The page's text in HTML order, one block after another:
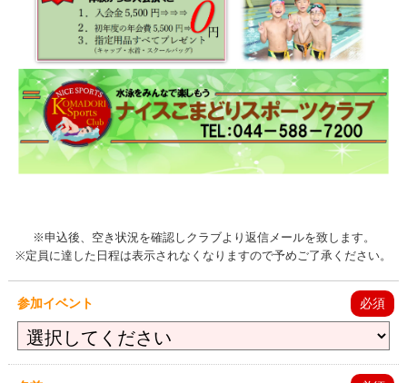
※申込後、空き状況を確認しクラブより返信メールを致します。
※定員に達した日程は表示されなくなりますので予めご了承ください。
参加イベント 必須